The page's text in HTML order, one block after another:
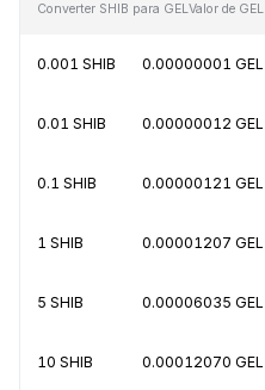
Converter SHIB para GELValor de GEL
0.001 SHIB 0.00000001 GEL
0.01 SHIB 0.00000012 GEL
0.1 SHIB 0.00000121 GEL
1 SHIB 0.00001207 GEL
5 SHIB 0.00006035 GEL
10 SHIB 0.00012070 GEL